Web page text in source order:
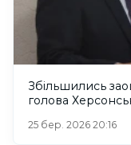
Збільшились
голова
25 бер. 2026 20:16